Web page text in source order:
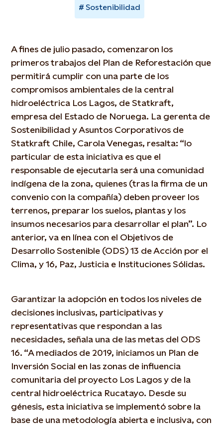
Sostenibilidad
A fines de julio pasado, comenzaron los
primeros trabajos del Plan de Reforestación que
permitirá cumplir con una parte de los
compromisos ambientales de la central
hidroeléctrica Los Lagos, de Statkraft,
empresa del Estado de Noruega. La gerenta de
Sostenibilidad y Asuntos Corporativos de
Statkraft Chile, Carola Venegas, resalta: “lo
particular de esta iniciativa es que el
responsable de ejecutarla será una comunidad
indígena de la zona, quienes (tras la firma de un
convenio con la compañía) deben proveer los
terrenos, preparar los suelos, plantas y los
insumos necesarios para desarrollar el plan”. Lo
anterior, va en línea con el Objetivos de
Desarrollo Sostenible (ODS) 13 de Acción por el
Clima, y 16, Paz, Justicia e Instituciones Sólidas.
Garantizar la adopción en todos los niveles de
decisiones inclusivas, participativas y
representativas que respondan a las
necesidades, señala una de las metas del ODS
16. “A mediados de 2019, iniciamos un Plan de
Inversión Social en las zonas de influencia
comunitaria del proyecto Los Lagos y de la
central hidroeléctrica Rucatayo. Desde su
génesis, esta iniciativa se implementó sobre la
base de una metodología abierta e inclusiva, con